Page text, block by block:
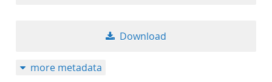
Download
more metadata